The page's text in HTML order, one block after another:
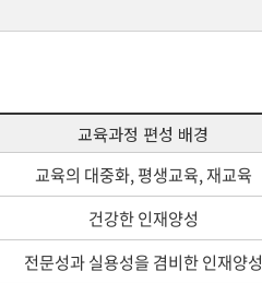
교육과정 편성 배경
교육의 대중화, 평생교육, 재교육
건강한 인재양성
전문성과 실용성을 겸비한 인재양성